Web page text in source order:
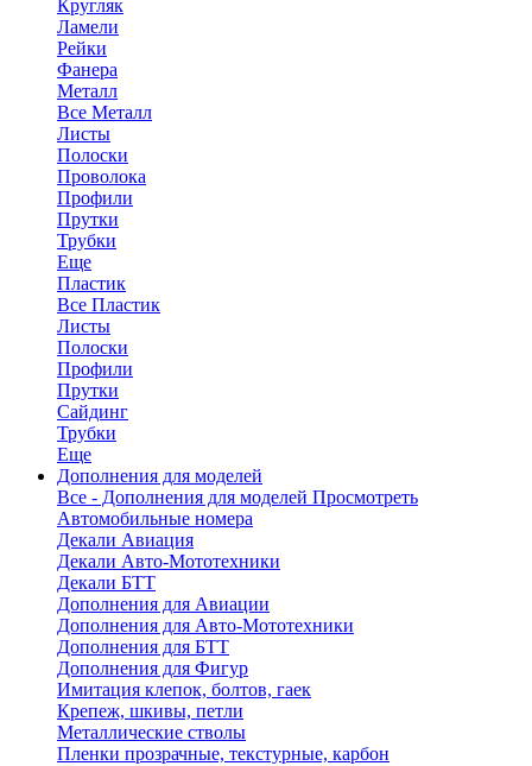
Кругляк
Ламели
Рейки
Фанера
Металл
Все Металл
Листы
Полоски
Проволока
Профили
Прутки
Трубки
Еще
Пластик
Все Пластик
Листы
Полоски
Профили
Прутки
Сайдинг
Трубки
Еще
Дополнения для моделей
Все - Дополнения для моделей Просмотреть
Автомобильные номера
Декали Авиация
Декали Авто-Мототехники
Декали БТТ
Дополнения для Авиации
Дополнения для Авто-Мототехники
Дополнения для БТТ
Дополнения для Фигур
Имитация клепок, болтов, гаек
Крепеж, шкивы, петли
Металлические стволы
Пленки прозрачные, текстурные, карбон